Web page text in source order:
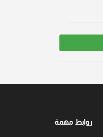
روابط مهمة